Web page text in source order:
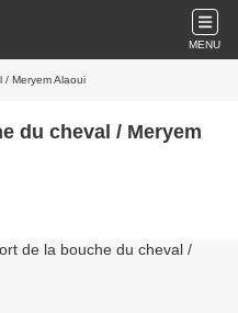
MENU
Meryem Alaoui
du cheval / Meryem